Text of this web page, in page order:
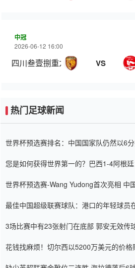
中冠
2026-06-12 16:00
四川叁壹捌重龙 VS
热门足球新闻
世界杯预选赛排名：中国国家队仍然以6
您是如何获得世界第一的？巴西1-4阿根
世界杯预选赛-Wang Yudong首次亮相 中
最佳中国超级联赛球队：港口的年轻球员
3场比赛中有23张射门在底部 郭安无效传
花钱找麻烦！切尔西以5200万美元的价